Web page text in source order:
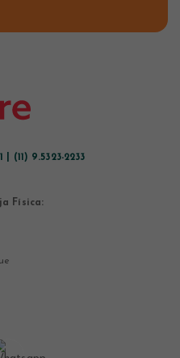
| (11) 9.5323-2233
Física: